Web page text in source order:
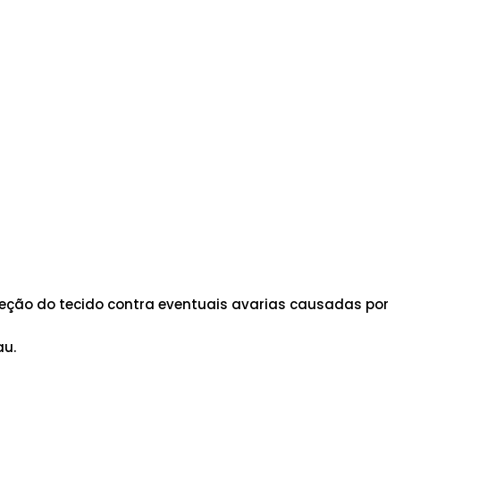
do tecido contra eventuais avarias causadas por